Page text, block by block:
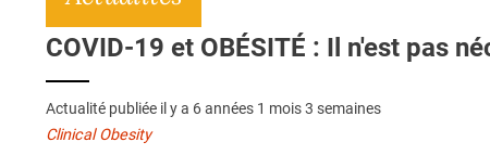
COVID-19 et OBÉSITÉ : Il n'est pas
Actualité publiée il y a 6 années 1 mois 3 semaines
Clinical Obesity